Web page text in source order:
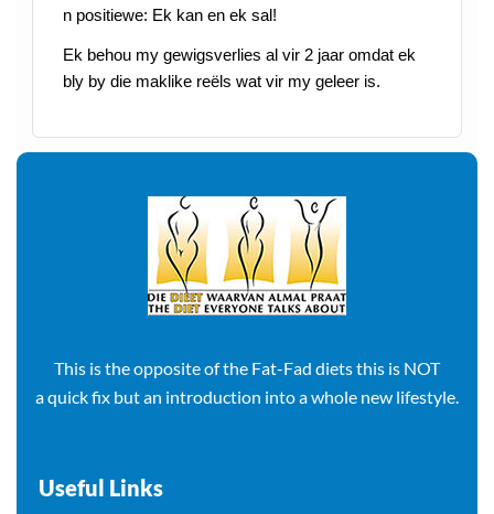
n positiewe: Ek kan en ek sal!
Ek behou my gewigsverlies al vir 2 jaar omdat ek
bly by die maklike reëls wat vir my geleer is.
This is the opposite of the Fat-Fad diets this is NOT
a quick fix but an introduction into a whole new lifestyle.
Useful Links